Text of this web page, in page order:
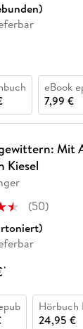
eBook
7,99 €
Mit
Kiesel
(50)
*
Hörbuch
24,95 €